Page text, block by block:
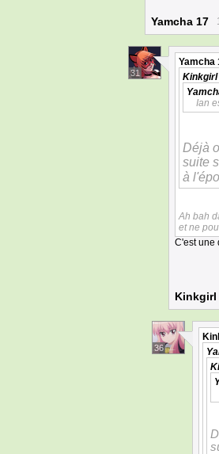
Yamcha 17
31
Yamcha
Kinkgirl
Ian
Déjà
suite
à
Ah bah
et ne
C'est une
Kinkgirl
36